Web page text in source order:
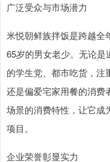
广泛受众与市场潜力
米悦朝鲜族拌饭是跨越全
65岁的男女老少。无论
的学生党、都市吃货，注
还是偏爱宅家用餐的消费
场景的消费特性，让它成
项目。
企业荣誉彰显实力